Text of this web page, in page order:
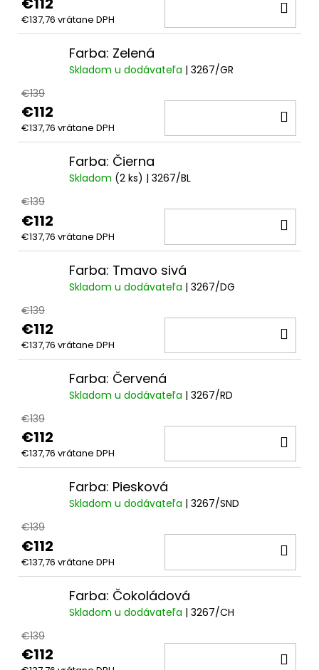
€137,76 vrátane DPH
Farba: Zelená
Skladom u dodávateľa | 3267/GR
€139
€112
€137,76 vrátane DPH
Farba: Čierna
Skladom (2 ks) | 3267/BL
€139
€112
€137,76 vrátane DPH
Farba: Tmavo sivá
Skladom u dodávateľa | 3267/DG
€139
€112
€137,76 vrátane DPH
Farba: Červená
Skladom u dodávateľa | 3267/RD
€139
€112
€137,76 vrátane DPH
Farba: Piesková
Skladom u dodávateľa | 3267/SND
€139
€112
€137,76 vrátane DPH
Farba: Čokoládová
Skladom u dodávateľa | 3267/CH
€139
€112